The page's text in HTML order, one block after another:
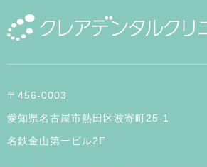
〒456-0003
愛知県名古屋市熱田区波寄町25-1
名鉄金山第一ビル2F